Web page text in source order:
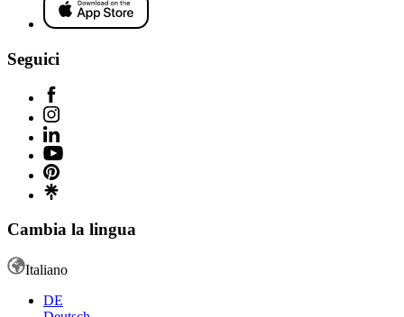
Seguici
Cambia la lingua
Italiano
DE